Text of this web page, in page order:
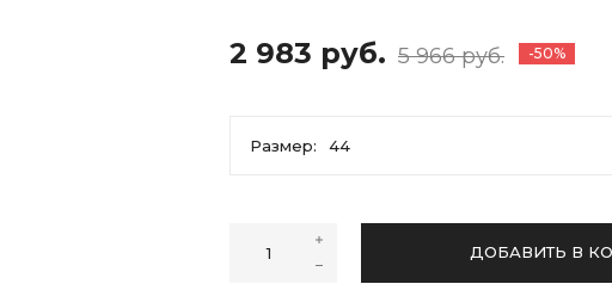
2 983 руб. 5 966 руб. -50%
Размер: 44
ДОБАВИТЬ В